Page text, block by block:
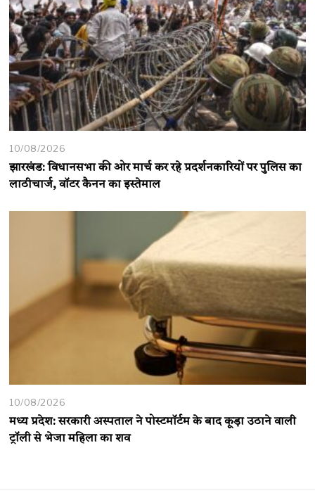
10/08/2026
झारखंड: विधानसभा की ओर मार्च कर रहे प्रदर्शनकारियों पर पुलिस का
लाठीचार्ज, वॉटर कैनन का इस्तेमाल
10/08/2026
मध्य प्रदेश: सरकारी अस्पताल ने पोस्टमॉर्टम के बाद कूड़ा उठाने वाली
ट्रॉली से भेजा महिला का शव